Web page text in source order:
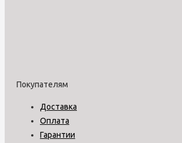
Покупателям
Доставка
Оплата
Гарантии